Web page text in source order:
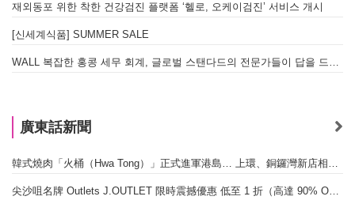
재외동포 위한 착한 건강검진 플랫폼 ‘헬로, 오케이검진’ 서비스 개시
[신세계식품] SUMMER SALE
WALL 복잡한 홍콩 세무 회계, 글로벌 스탠다드의 전문가들이 답을 드립니다! - 법인설립, 회계, 감사
廣東話新聞
韓式燒肉「火桶（Hwa Tong）」正式進軍港島… 上環、銅鑼灣新店相繼開幕
尖沙咀名牌 Outlets J.OUTLET 限時震撼優惠 低至 1 折（高達 90% OFF）